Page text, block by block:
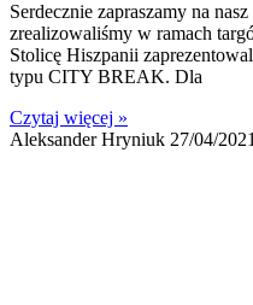
Serdecznie zapraszamy na
zrealizowaliśmy w ramach
Stolicę Hiszpanii
typu CITY BREAK. Dla
Czytaj więcej »
Aleksander Hryniuk 27/04/2021